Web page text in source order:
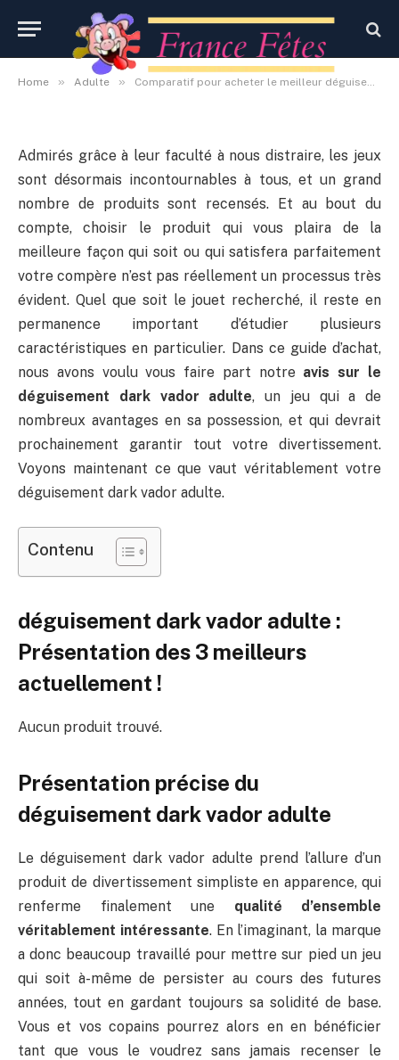
Home » Adulte » Comparatif pour acheter le meilleur déguisement dark vador adulte
By Administrateur
4 octobre 2020
Aucun commentaire
Admirés grâce à leur faculté à nous distraire, les jeux
sont désormais incontournables à tous, et un grand
nombre de produits sont recensés. Et au bout du
compte, choisir le produit qui vous plaira de la
meilleure façon qui soit ou qui satisfera parfaitement
votre compère n’est pas réellement un processus très
évident. Quel que soit le jouet recherché, il reste en
permanence important d’étudier plusieurs
caractéristiques en particulier. Dans ce guide d’achat,
nous avons voulu vous faire part notre avis sur le
déguisement dark vador adulte, un jeu qui a de
nombreux avantages en sa possession, et qui devrait
prochainement garantir tout votre divertissement.
Voyons maintenant ce que vaut véritablement votre
déguisement dark vador adulte.
Contenu
déguisement dark vador adulte :
Présentation des 3 meilleurs
actuellement !
Aucun produit trouvé.
Présentation précise du
déguisement dark vador adulte
Le déguisement dark vador adulte prend l’allure d’un
produit de divertissement simpliste en apparence, qui
renferme finalement une qualité d’ensemble
véritablement intéressante. En l’imaginant, la marque
a donc beaucoup travaillé pour mettre sur pied un jeu
qui soit à-même de persister au cours des futures
années, tout en gardant toujours sa solidité de base.
Vous et vos copains pourrez alors en en bénéficier
tant que vous le voudrez sans jamais recenser le